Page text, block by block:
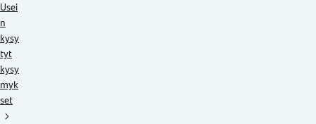
Usei
n
kysy
tyt
kysy
myk
set